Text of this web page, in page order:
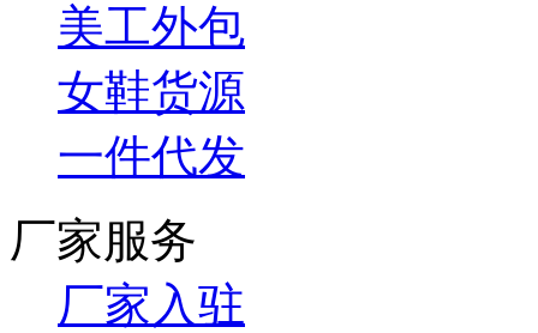
美工外包
女鞋货源
一件代发
厂家服务
厂家入驻